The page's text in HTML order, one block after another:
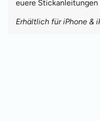
euere Stickanleitungen
Erhältlich für iPhone &